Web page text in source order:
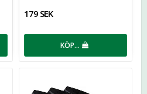
179 SEK
KÖP…